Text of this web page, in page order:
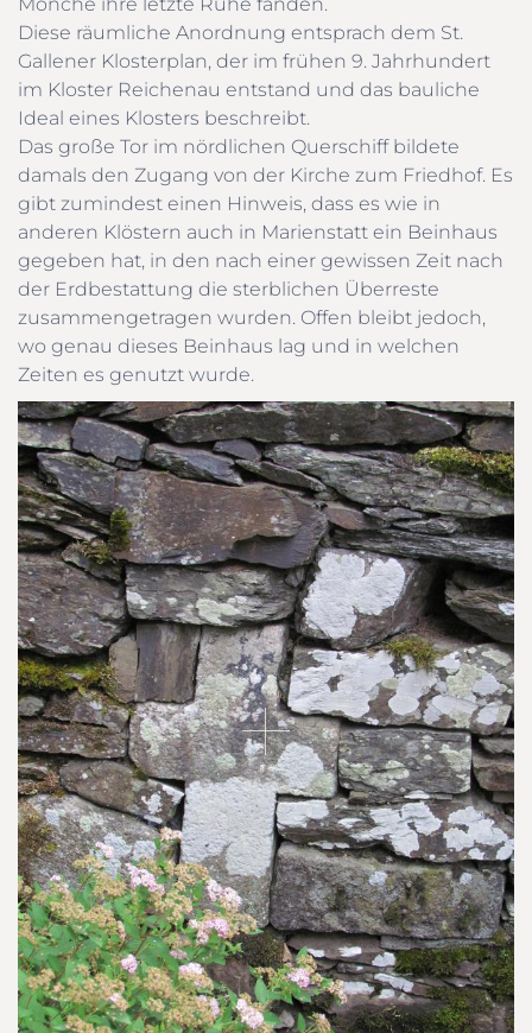
Diese räumliche Anordnung entsprach dem St.
Gallener Klosterplan, der im frühen 9. Jahrhundert
im Kloster Reichenau entstand und das bauliche
Ideal eines Klosters beschreibt.
Das große Tor im nördlichen Querschiff bildete
damals den Zugang von der Kirche zum Friedhof. Es
gibt zumindest einen Hinweis, dass es wie in
anderen Klöstern auch in Marienstatt ein Beinhaus
gegeben hat, in den nach einer gewissen Zeit nach
der Erdbestattung die sterblichen Überreste
zusammengetragen wurden. Offen bleibt jedoch,
wo genau dieses Beinhaus lag und in welchen
Zeiten es genutzt wurde.